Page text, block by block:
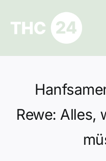
springen
Ratgeber
Hilfe und Kontakt
Datenschutz
Rewe: Alles,